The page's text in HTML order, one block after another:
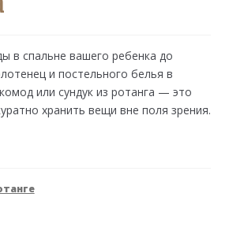
в спальне вашего ребенка до
и постельного белья в
или сундук из ротанга — это
хранить вещи вне поля зрения.